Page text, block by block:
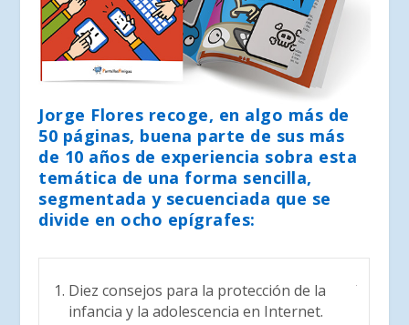
Jorge Flores recoge, en algo más de
50 páginas, buena parte de sus más
de 10 años de experiencia sobra esta
temática de una forma sencilla,
segmentada y secuenciada que se
divide en ocho epígrafes:
Diez consejos para la protección de la
infancia y la adolescencia en Internet.